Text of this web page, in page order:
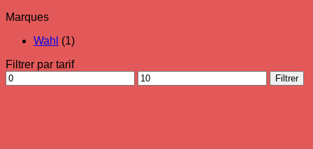
Marques
Wahl (1)
Filtrer par tarif
Prix
min
Prix
max
Filtrer